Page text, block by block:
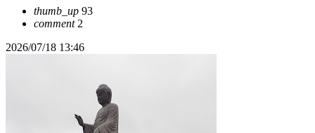
thumb_up 93
comment2
2026/07/18 13:46